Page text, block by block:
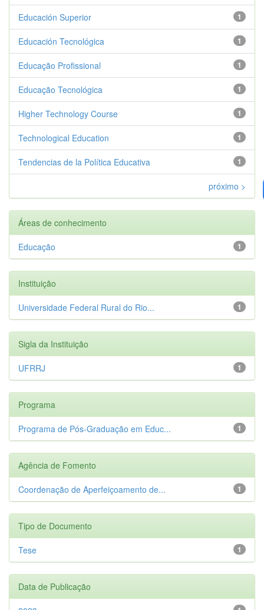
1
Educación Superior
1
Educación Tecnológica
1
Educação Profissional
1
Educação Tecnológica
1
Higher Technology Course
1
Technological Education
1
Tendencias de la Política Educativa
próximo >
Áreas de conhecimento
1
Educação
Instituição
1
Universidade Federal Rural do Rio...
Sigla da Instituição
1
UFRRJ
Programa
1
Programa de Pós-Graduação em Educ...
Agência de Fomento
1
Coordenação de Aperfeiçoamento de...
Tipo de Documento
1
Tese
Data de Publicação